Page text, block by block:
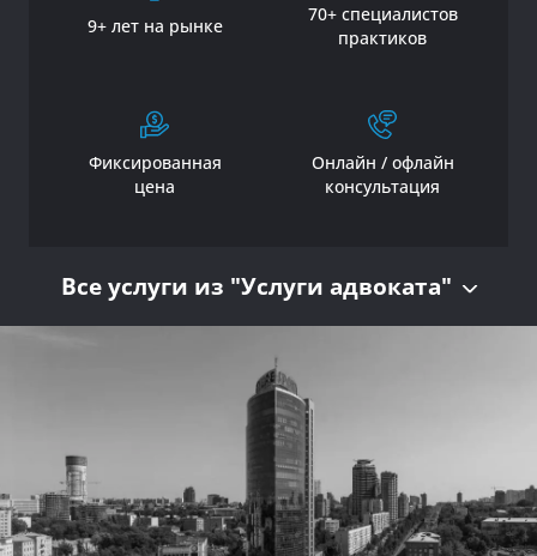
9+ лет на рынке
70+ специалистов
практиков
Фиксированная
цена
Онлайн / офлайн
консультация
Все услуги из "Услуги адвоката"